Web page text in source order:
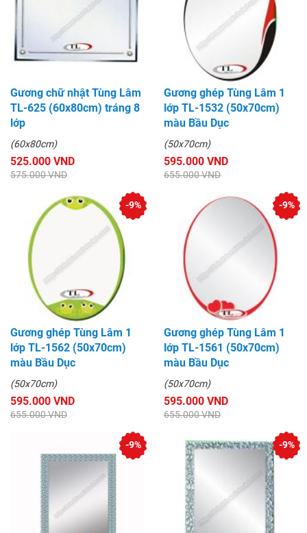
Gương chữ nhật Tùng Lâm
TL-625 (60x80cm) tráng 8
lớp
(60x80cm)
525.000 VND
575.000 VND
Gương ghép Tùng Lâm 1
lớp TL-1532 (50x70cm)
màu Bầu Dục
(50x70cm)
595.000 VND
655.000 VND
Gương ghép Tùng Lâm 1
lớp TL-1562 (50x70cm)
màu Bầu Dục
(50x70cm)
595.000 VND
655.000 VND
-9%
Gương ghép Tùng Lâm 1
lớp TL-1561 (50x70cm)
màu Bầu Dục
(50x70cm)
595.000 VND
655.000 VND
-9%
-9% -9%